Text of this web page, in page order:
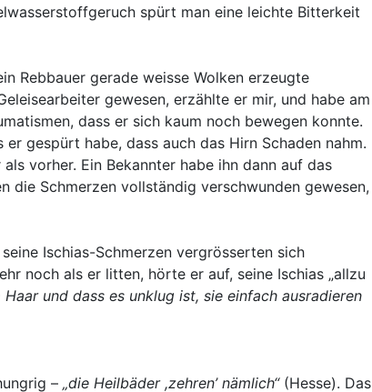
spürt man eine leichte Bitterkeit
Rebbauer gerade weisse Wolken erzeugte
gewesen, erzählte er mir, und habe am
dass er sich kaum noch bewegen konnte.
gespürt habe, dass auch das Hirn Schaden nahm.
vorher. Ein Bekannter habe ihn dann auf das
die Schmerzen vollständig verschwunden gewesen,
Ischias-Schmerzen vergrösserten sich
noch als er litten, hörte er auf, seine Ischias „allzu
und dass es unklug ist, sie einfach ausradieren
– „die Heilbäder ,zehren’ nämlich“(Hesse). Das